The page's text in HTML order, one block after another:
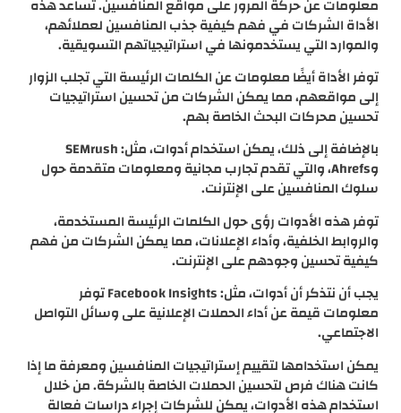
معلومات عن حركة المرور على مواقع المنافسين. تساعد هذه
الأداة الشركات في فهم كيفية جذب المنافسين لعملائهم،
والموارد التي يستخدمونها في استراتيجياتهم التسويقية.
توفر الأداة أيضًا معلومات عن الكلمات الرئيسة التي تجلب الزوار
إلى مواقعهم، مما يمكن الشركات من تحسين استراتيجيات
تحسين محركات البحث الخاصة بهم.
بالإضافة إلى ذلك، يمكن استخدام أدوات، مثل: SEMrush
وAhrefs، والتي تقدم تجارب مجانية ومعلومات متقدمة حول
سلوك المنافسين على الإنترنت.
توفر هذه الأدوات رؤى حول الكلمات الرئيسة المستخدمة،
والروابط الخلفية، وأداء الإعلانات، مما يمكن الشركات من فهم
كيفية تحسين وجودهم على الإنترنت.
يجب أن نتذكر أن أدوات، مثل: Facebook Insights توفر
معلومات قيمة عن أداء الحملات الإعلانية على وسائل التواصل
الاجتماعي.
يمكن استخدامها لتقييم إستراتيجيات المنافسين ومعرفة ما إذا
كانت هناك فرص لتحسين الحملات الخاصة بالشركة. من خلال
استخدام هذه الأدوات، يمكن للشركات إجراء دراسات فعالة